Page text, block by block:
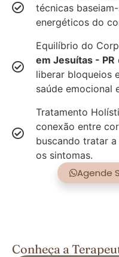
técnicas
energéticos do
Equilíbrio do
em Jesuítas - PR
liberar bloqueios
saúde emocional
Tratamento
conexão entre
buscando tratar
os sintomas.
Agende
Conheça a